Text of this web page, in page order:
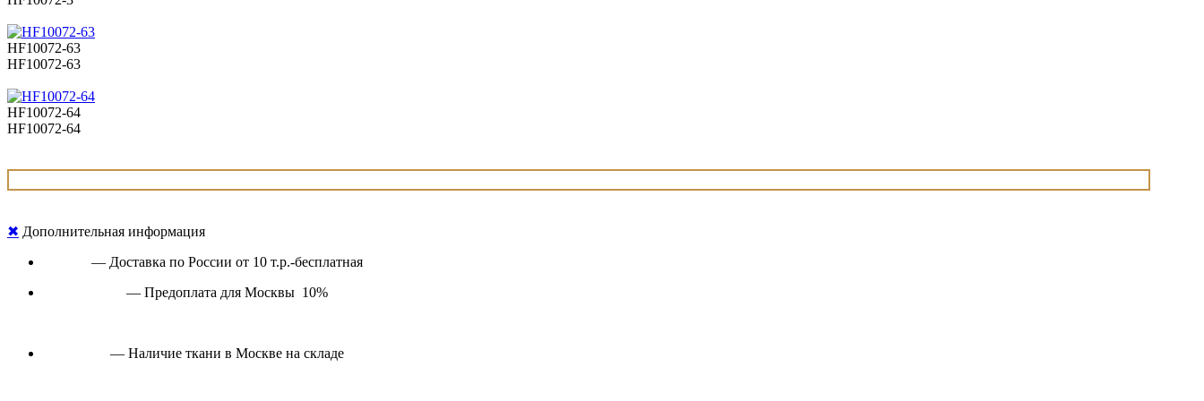
HF10072-63
HF10072-63
HF10072-64
HF10072-64
✖ Дополнительная информация
— Доставка по России от 10 т.р.-бесплатная
— Предоплата для Москвы 10%
— Наличие ткани в Москве на складе